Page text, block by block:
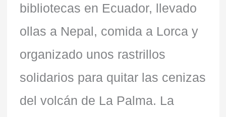
bibliotecas en Ecuador, llevado
ollas a Nepal, comida a Lorca y
organizado unos rastrillos
solidarios para quitar las cenizas
del volcán de La Palma. La